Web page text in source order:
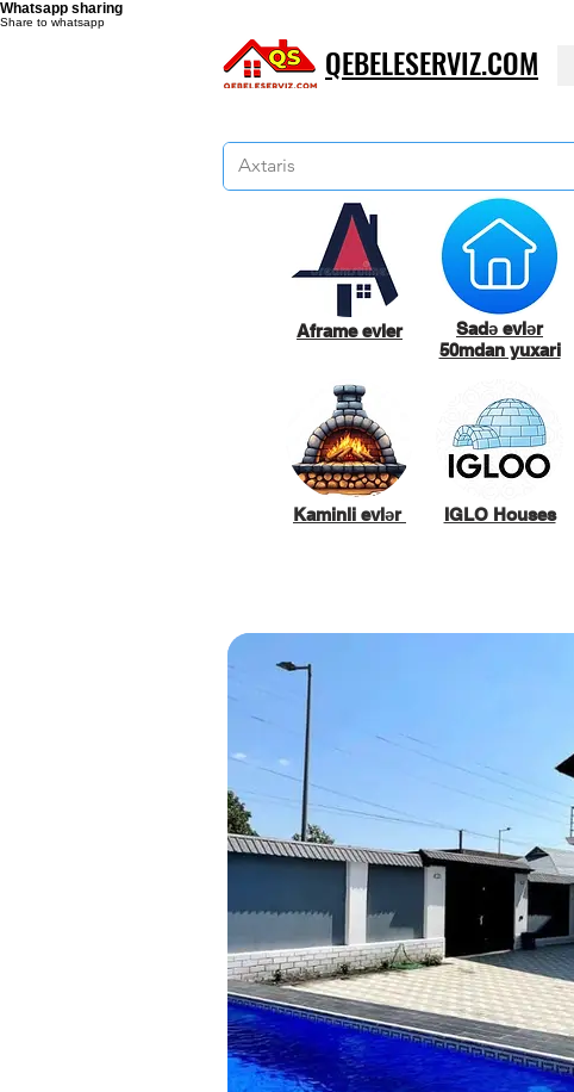
Whatsapp sharing
Share to whatsapp
QEBELESERVIZ.COM
Aframe evler
Kaminli evlər
Sadə evlər
50mdan yuxari
IGLO Houses